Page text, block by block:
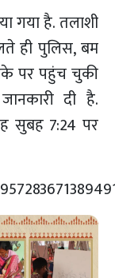
गया है. तलाशी
ही पुलिस, बम
पर पहुंच चुकी
दी है.
सुबह 7:24 पर